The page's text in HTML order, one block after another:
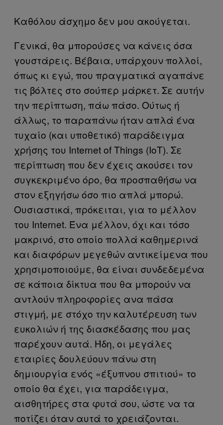
Καθόλου άσχημο δεν μου ακούγεται.
Γενικά, θα μπορούσες να κάνεις όσα
γουστάρεις. Βέβαια, υπάρχουν πολλοί,
όπως κι εγώ, που πραγματικά αγαπάνε
τις βόλτες στο σούπερ μάρκετ. Σε αυτήν
την περίπτωση, πάω πάσο. Ούτως ή
άλλως, το παραπάνω ήταν απλά ένα
τυχαίο (και υποθετικό) παράδειγμα
χρήσης του Internet of Things (IoΤ). Σε
περίπτωση που δεν έχεις ακούσει τον
συγκεκριμένο όρο, θα προσπαθήσω να
στον εξηγήσω όσο πιο απλά μπορώ.
Ουσιαστικά, πρόκειται, για το μέλλον
του Ιnternet. Ένα μέλλον, όχι και τόσο
μακρινό, στο οποίο πολλά καθημερινά
και διαφόρων μεγεθών αντικείμενα που
χρησιμοποιούμε, θα είναι συνδεδεμένα
σε κάποια δίκτυα που θα μπορούν να
αντλούν πληροφορίες ανα πάσα
στιγμή, με στόχο την καλυτέρευση των
ευκολιών ή της διασκέδασης που μας
παρέχουν αυτά. Ήδη, οι μεγάλες
εταιρίες δουλεύουν πάνω στη
δημιουργία ενός «έξυπνου σπιτιού» το
οποίο θα έχει, για παράδειγμα,
αισθητήρες στα φυτά σου, ώστε να τα
ποτίζει όταν αυτά το χρειάζονται.